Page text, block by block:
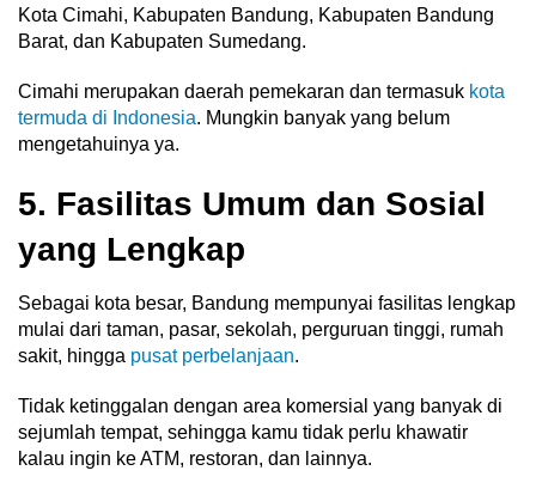
Kota Cimahi, Kabupaten Bandung, Kabupaten Bandung
Barat, dan Kabupaten Sumedang.
Cimahi merupakan daerah pemekaran dan termasuk kota
termuda di Indonesia. Mungkin banyak yang belum
mengetahuinya ya.
5. Fasilitas Umum dan Sosial
yang Lengkap
Sebagai kota besar, Bandung mempunyai fasilitas lengkap
mulai dari taman, pasar, sekolah, perguruan tinggi, rumah
sakit, hingga pusat perbelanjaan.
Tidak ketinggalan dengan area komersial yang banyak di
sejumlah tempat, sehingga kamu tidak perlu khawatir
kalau ingin ke ATM, restoran, dan lainnya.